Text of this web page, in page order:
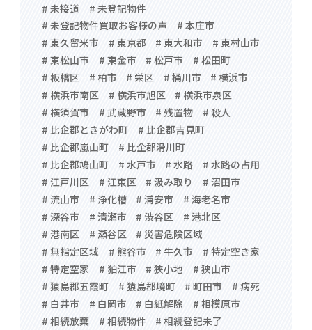
# 未接道
# 未登記物件
# 未登記物件買取お客様の声
# 本庄市
# 東久留米市
# 東京都 # 東大和市
# 東村山市
# 東松山市
# 東金市 # 松戸市
# 松田町
# 板橋区
# 柏市 # 栄区 # 桶川市
# 横浜市
# 横浜市南区
# 横浜市旭区
# 横浜市泉区
# 横須賀市
# 武蔵野市 # 残置物
# 殺人
# 比企郡ときがわ町
# 比企郡吉見町
# 比企郡嵐山町
# 比企郡滑川町
# 比企郡鳩山町
# 水戸市 # 水路
# 水路の占用
# 江戸川区
# 江東区 # 汲み取り
# 沼田市
# 流山市
# 浄化槽 # 浦安市
# 海老名市
# 深谷市
# 清瀬市 # 渋谷区
# 港北区
# 港南区
# 瀬谷区
# 災害危険区域
# 無指定区域
# 熊谷市 # 牛久市
# 特定空き家
# 特定空家
# 狛江市 # 狭小地
# 狭山市
# 猿島郡五霞町
# 猿島郡境町 # 町田市
# 病死
# 白井市
# 白岡市 # 白紙解除
# 相模原市
# 相続放棄
# 相続物件
# 相続登記未了